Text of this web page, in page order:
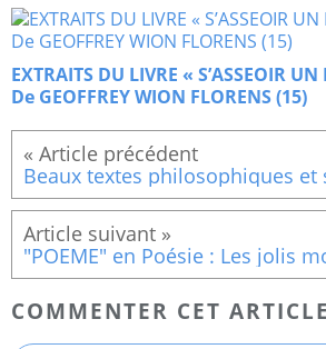
EXTRAITS DU LIVRE « S’ASSEOIR UN
De GEOFFREY WION FLORENS (15)
"POEME" en Poésie : Les jolis
COMMENTER CET ARTICLE